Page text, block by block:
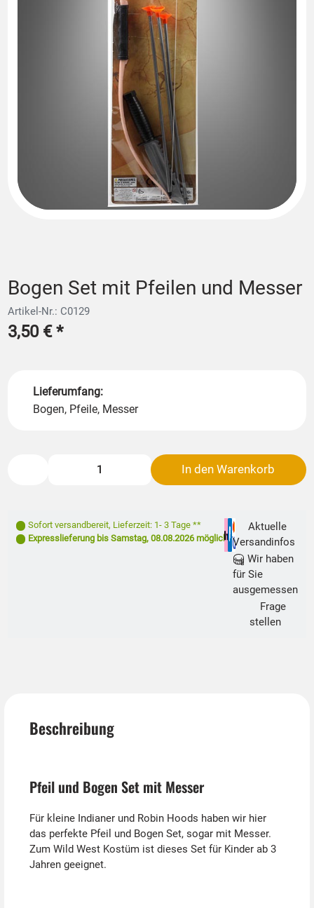
Bogen Set mit Pfeilen und Messer
Artikel-Nr.: C0129
3,50 €*
Lieferumfang:
Bogen, Pfeile, Messer
In den Warenkorb
Sofort versandbereit, Lieferzeit: 1- 3 Tage **
Expresslieferung bis Samstag, 08.08.2026möglich
Aktuelle
Versandinfos
Wir haben
für Sie
ausgemessen
Frage
stellen
Beschreibung
Pfeil und Bogen Set mit Messer
Für kleine Indianer und Robin Hoods haben wir hier
das perfekte Pfeil und Bogen Set, sogar mit Messer.
Zum Wild West Kostüm ist dieses Set für Kinder ab 3
Jahren geeignet.